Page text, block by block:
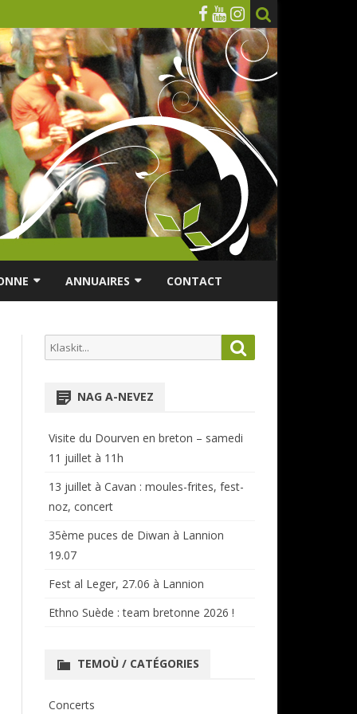
ANNUAIRES
ANNUAIRES DES MUSICIENS
CONTACT
Search
for:
NAG A-NEVEZ
Visite du Dourven en breton – samedi
11 juillet à 11h
13 juillet à Cavan : moules-frites, fest-
noz, concert
35ème puces de Diwan à Lannion
19.07
Fest al Leger, 27.06 à Lannion
Ethno Suède : team bretonne 2026 !
TEMOÙ / CATÉGORIES
Concerts